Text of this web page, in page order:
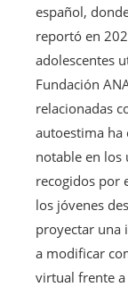
español,
reportó en
adolescentes
Fundación
relacionadas
autoestima
notable en los
recogidos por
los jóvenes
proyectar una
a modificar
virtual frente a